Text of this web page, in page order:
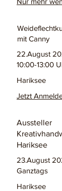
mit Canny
22.August
10:00-13:00
Hariksee
Jetzt
Aussteller
Hariksee
23.August
Ganztags
Hariksee